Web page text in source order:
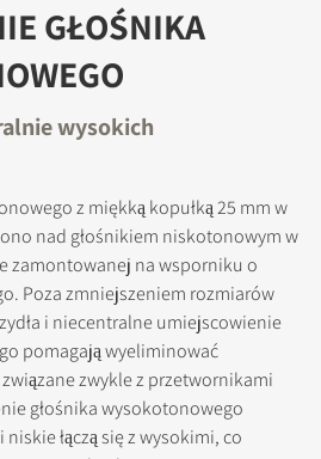
GŁOŚNIKA
wysokich
z miękką kopułką 25 mm w
nad głośnikiem niskotonowym w
zamontowanej na wsporniku o
Poza zmniejszeniem rozmiarów
i niecentralne umiejscowienie
pomagają wyeliminować
zwykle z przetwornikami
głośnika wysokotonowego
łączą się z wysokimi, co